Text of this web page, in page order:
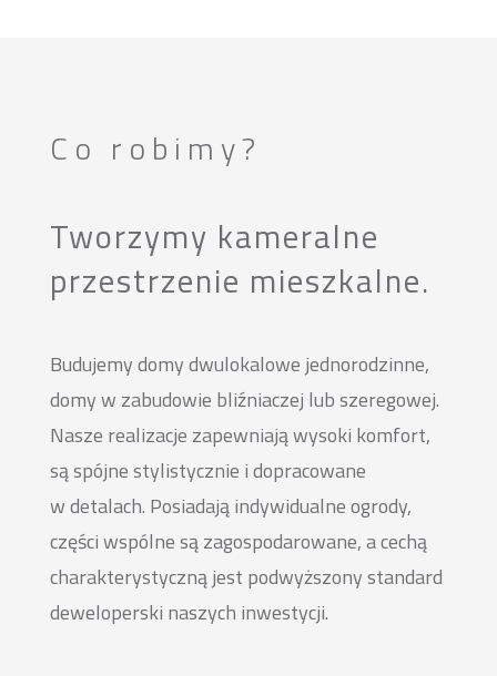
Co robimy?
Tworzymy kameralne
przestrzenie mieszkalne.
Budujemy domy dwulokalowe jednorodzinne,
domy w zabudowie bliźniaczej lub szeregowej.
Nasze realizacje zapewniają wysoki komfort,
są spójne stylistycznie i dopracowane
w detalach. Posiadają indywidualne ogrody,
części wspólne są zagospodarowane, a cechą
charakterystyczną jest podwyższony standard
deweloperski naszych inwestycji.